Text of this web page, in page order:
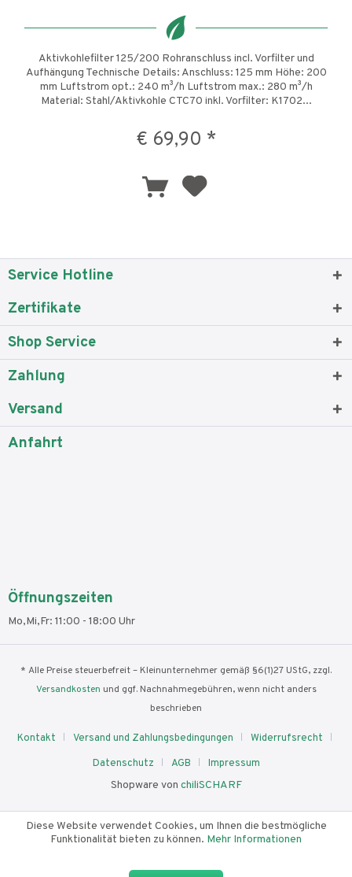
Aktivkohlefilter 125/200 Rohranschluss incl. Vorfilter und
Aufhängung Technische Details: Anschluss: 125 mm Höhe: 200
mm Luftstrom opt.: 240 m³/h Luftstrom max.: 280 m³/h
Material: Stahl/Aktivkohle CTC70 inkl. Vorfilter: K1702...
€ 69,90 *
Service Hotline
Zertifikate
Shop Service
Zahlung
Versand
Anfahrt
Öffnungszeiten
Mo,Mi,Fr: 11:00 - 18:00 Uhr
* Alle Preise steuerbefreit – Kleinunternehmer gemäß §6(1)27 UStG, zzgl.
Versandkosten und ggf. Nachnahmegebühren, wenn nicht anders
beschrieben
Kontakt Versand und Zahlungsbedingungen
Widerrufsrecht
Datenschutz
AGB Impressum
Shopware von chiliSCHARF
Diese Website verwendet Cookies, um Ihnen die bestmögliche
Funktionalität bieten zu können. Mehr Informationen